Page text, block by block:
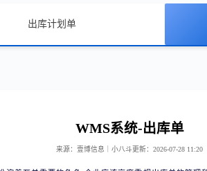
出库计划单
WMS系统-出库单
来源：壹博信息｜小八斗更新：2026-07-28 11:20